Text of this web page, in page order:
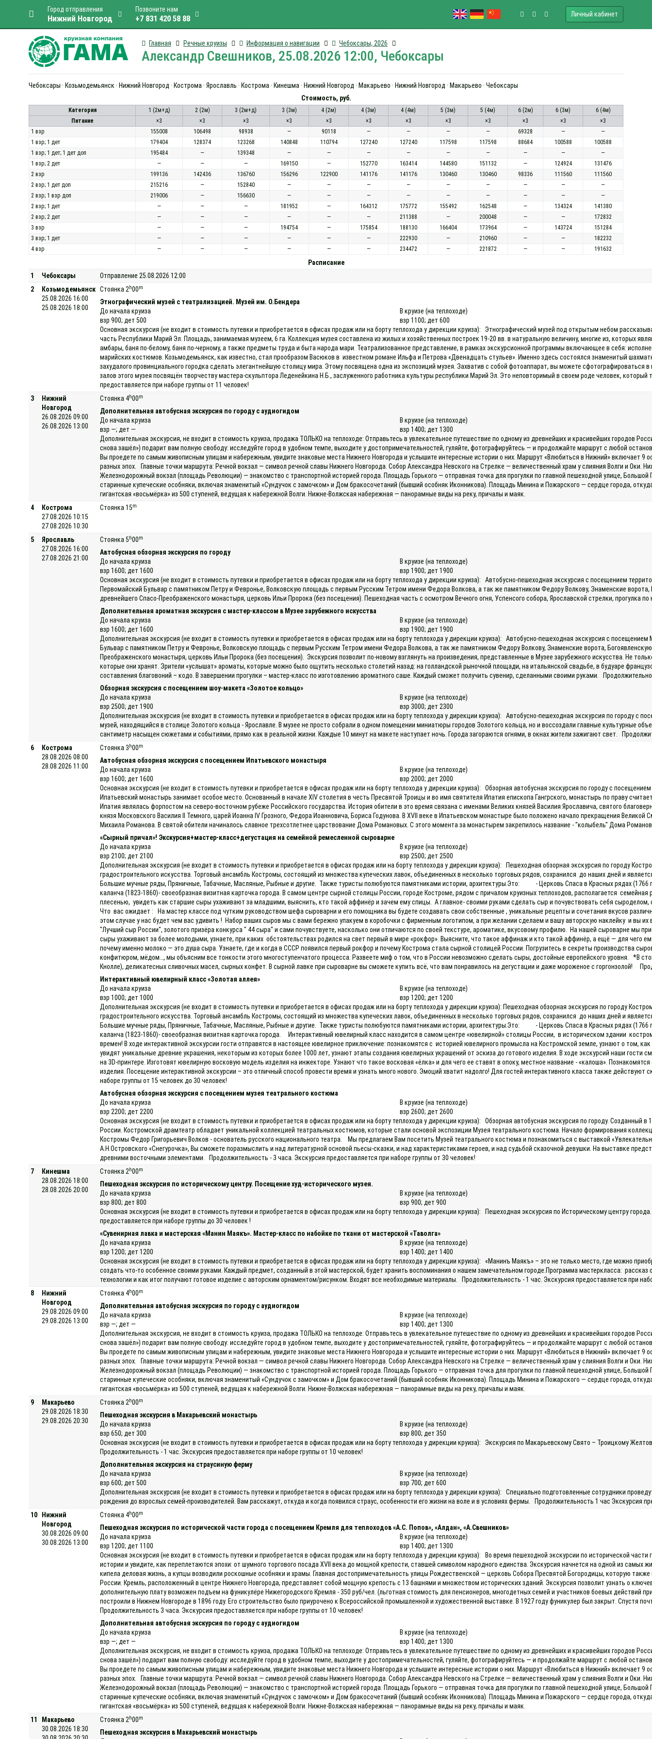
Город отправления
Нижний Новгород
Позвоните нам
+7 831 420 58 88 Личный кабинет
Главная Речные круизы Информация о навигации Чебоксары, 2026
Александр Свешников, 25.08.2026 12:00, Чебоксары
Чебоксары · Козьмодемьянск · Нижний Новгород · Кострома · Ярославль · Кострома · Кинешма · Нижний Новгород · Макарьево · Нижний Новгород · Макарьево · Чебоксары
Стоимость, руб.
Категория 1 (2м+д) 2 (2м) 3 (2м+д) 3 (3м) 4 (2м) 4 (3м) 4 (4м) 5 (3м) 5 (4м) 6 (2м) 6 (3м)
6 (4м)
Питание
×3 ×3 ×3 ×3 ×3 ×3 ×3 ×3 ×3 ×3 ×3
×3
1 взр
155008 106498 98938 — 90118 — — — — 69328 —
—
1 взр; 1 дет
179404 128374 123268 140848 110794 127240 127240 117598 117598 88684 100588
100588
1 взр; 1 дет; 1 дет доп
195484 — 139348 — — — — — — — —
—
1 взр; 2 дет
— — — 169150 — 152770 163414 144580 151132 — 124924
131476
2 взр
199136 142436 136760 156296 122900 141176 141176 130460 130460 98336 111560
111560
2 взр; 1 дет доп
215216 — 152840 — — — — — — — —
—
2 взр; 1 взр доп
219006 — 156630 — — — — — — — —
—
2 взр; 1 дет
— — — 181952 — 164312 175772 155492 162548 — 134324
141380
2 взр; 2 дет
— — — — — — 211388 — 200048 — —
172832
3 взр
— — — 194754 — 175854 188130 166404 173964 — 143724
151284
3 взр; 1 дет
— — — — — — 222930 — 210960 — —
182232
4 взр
— — — — — — 234472 — 221872 — — 191632
Расписание
1
Чебоксары
Отправление 25.08.2026 12:00
2
Козьмодемьянск
25.08.2026 16:00
25.08.2026 18:00
Стоянка 2h00m
Этнографический музей с театрализацией. Музей им. О.Бендера
До начала круиза
взр 900; дет 500
В круизе (на теплоходе)
взр 1100; дет 600
Основная экскурсия (не входит в стоимость путевки и приобретается в офисах продаж или на борту теплохода у дирекции круиза): Этнографический музей под открытым небом
часть Республики Марий Эл. Площадь, занимаемая музеем, 6 га. Коллекция музея составлена из жилых и хозяйственных построек 19-20 вв. в натуральную величину, многие из, которых
амбары, баня по-белому, баня по-черному, а также предметы труда и быта народа мари. Театрализованное представление, в рамках экскурсионной программы включающее в себя:
марийских костюмов. Козьмодемьянск, как известно, стал прообразом Васюков в известном романе Ильфа и Петрова «Двенадцать стульев». Именно здесь состоялся знаменитый
захудалого провинциального городка сделать элегантнейшую столицу мира. Этому посвящена одна из экспозиций музея. Захватив с собой фотоаппарат, вы можете
залов этого музея посвящён творчеству мастера-скульптора Леденейкина Н.Б., заслуженного работника культуры республики Марий Эл. Это неповторимый в своем роде человек,
предоставляется при наборе группы от 11 человек!
3
Нижний
Новгород
26.08.2026 09:00
26.08.2026 13:00
Стоянка 4h00m
Дополнительная автобусная экскурсия по городу с аудиогидом
До начала круиза
взр —; дет —
В круизе (на теплоходе)
взр 1400; дет 1300
Дополнительная экскурсия, не входит в стоимость круиза, продажа ТОЛЬКО на теплоходе: Отправьтесь в увлекательное путешествие по одному из древнейших и красивейших городов
снова зашёл») подарит вам полную свободу: исследуйте город в удобном темпе, выходите у достопримечательностей, гуляйте, фотографируйтесь — и продолжайте маршрут с любой
Вы проедете по самым живописным улицам и набережным, увидите знаковые места Нижнего Новгорода и услышите интересные истории о них. Маршрут «Влюбиться в Нижний» включает
разных эпох. Главные точки маршрута: Речной вокзал — символ речной славы Нижнего Новгорода. Собор Александра Невского на Стрелке — величественный храм у слияния Волги и Оки.
Железнодорожный вокзал (площадь Революции) — знакомство с транспортной историей города. Площадь Горького — отправная точка для прогулки по главной пешеходной улице,
старинные купеческие особняки, включая знаменитый «Сундучок с замочком» и Дом бракосочетаний (бывший особняк Иконникова). Площадь Минина и Пожарского — сердце города,
гигантская «восьмёрка» из 500 ступеней, ведущая к набережной Волги. Нижне‑Волжская набережная — панорамные виды на реку, причалы и маяк.
4
Кострома
27.08.2026 10:15
27.08.2026 10:30
Стоянка 15m
5
Ярославль
27.08.2026 16:00
27.08.2026 21:00
Стоянка 5h00m
Автобусная обзорная экскурсия по городу
До начала круиза
взр 1600; дет 1600
В круизе (на теплоходе)
взр 1900; дет 1900
Основная экскурсия (не входит в стоимость путевки и приобретается в офисах продаж или на борту теплохода у дирекции круиза): Автобусно-пешеходная экскурсия с посещением
Первомайский Бульвар с памятником Петру и Февронье, Волковскую площадь с первым Русским Тетром имени Федора Волкова, а так же памятником Федору Волкову, Знаменские
древнейшего Спасо-Преображенского монастыря, церковь Ильи Пророка (без посещения). Пешеходная часть с осмотром Вечного огня, Успенсого собора, Ярославской стрелки, прогулка
Дополнительная ароматная экскурсия с мастер-классом в Музее зарубежного искусства
До начала круиза
взр 1600; дет 1600
В круизе (на теплоходе)
взр 1900; дет 1900
Дополнительная экскурсия (не входит в стоимость путевки и приобретается в офисах продаж или на борту теплохода у дирекции круиза): Автобусно-пешеходная экскурсия с
Бульвар с памятником Петру и Февронье, Волковскую площадь с первым Русским Тетром имени Федора Волкова, а так же памятником Федору Волкову, Знаменские ворота,
Преображенского монастыря, церковь Ильи Пророка (без посещения). Экскурсия позволит по-новому взглянуть на произведения, представленные в Музее зарубежного искусства. Не
которые они хранят. Зрители «услышат» ароматы, которые можно было ощутить несколько столетий назад: на голландской рыночной площади, на итальянской свадьбе, в будуаре
составления благовоний – кодо. В завершении прогулки – мастер-класс по изготовлению ароматного саше. Каждый сможет получить сувенир, сделанными своими руками.
Обзорная экскурсия с посещением шоу-макета «Золотое кольцо»
До начала круиза
взр 2500; дет 1900
В круизе (на теплоходе)
взр 3000; дет 2300
Дополнительная экскурсия (не входит в стоимость путевки и приобретается в офисах продаж или на борту теплохода у дирекции круиза): Автобусно-пешеходная экскурсия по городу
музей, находящийся в столице Золотого кольца - Ярославле. В музее не просто собрали в одном помещении миниатюры городов Золотого кольца, но и воссоздали главные культурные
сантиметр насыщен сюжетами и событиями, прямо как в реальной жизни. Каждые 10 минут на макете наступает ночь. Города загораются огнями, в окнах жители зажигают свет.
6
Кострома
28.08.2026 08:00
28.08.2026 11:00
Стоянка 3h00m
Автобусная обзорная экскурсия с посещением Ипатьевского монастыря
До начала круиза
взр 1600; дет 1600
В круизе (на теплоходе)
взр 2000; дет 2000
Основная экскурсия (не входит в стоимость путевки и приобретается в офисах продаж или на борту теплохода у дирекции круиза): Обзорная автобусная экскурсия по городу с
Ипатьевский монастырь занимает особое место. Основанный в начале XIV столетия в честь Пресвятой Троицы и во имя святителя Ипатия епископа Гангрского, монастырь по праву
Ипатия являлась форпостом на северо-восточном рубеже Российского государства. История обители в это время связана с именами Великих князей Василия Ярославича, святого
князя Московского Василия II Темного, царей Иоанна IV Грозного, Федора Иоанновича, Бориса Годунова. В XVII веке в Ипатьевском монастыре было положено начало прекращения
Михаила Романова. В святой обители начиналось славное трехсотлетнее царствование Дома Романовых. С этого момента за монастырем закрепилось название - "колыбель" Дома
«Сырный причал»! Экскурсия+мастер-класс+дегустация на семейной ремесленной сыроварне
До начала круиза
взр 2100; дет 2100
В круизе (на теплоходе)
взр 2500; дет 2500
Дополнительная экскурсия (не входит в стоимость путевки и приобретается в офисах продаж или на борту теплохода у дирекции круиза): Пешеходная обзорная экскурсия по городу
градостроительного искусства. Торговый ансамбль Костромы, состоящий из множества купеческих лавок, объединенных в несколько торговых рядов, сохранился до наших дней и
Большие мучные ряды, Пряничные, Табачные, Масляные, Рыбные и другие. Также туристы полюбуются памятниками истории, архитектуры.Это: - Церковь Спаса в Красных рядах (1766
каланча (1823-1860)- своеобразная визитная карточка города. В самом центре сырной столицы России, городе Костроме, рядом с причалом круизных теплоходов, располагается
плесенью, увидеть как старшие сыры ухаживают за младшими, выяснить, кто такой аффинёр и зачем ему спицы. А главное- своими руками сделать сыр и почувствовать себя
Что вас ожидает : На мастер классе под чутким руководством шефа сыроварни и его помощника вы будете создавать свои собственные , уникальные рецепты и сочетания вкусов
этом случае у нас будет чем вас удивить ! Набор ваших сыров мы с вами бережно упакуем в коробочки с фирменным логотипом, а при желании сделаем и вашу авторскую наклейку и вы
"Лучший сыр России", золотого призёра конкурса " 44 сыра" и сами почувствуете, насколько они отличаются по своей текстуре, ароматике, вкусовому профилю. На нашей сыроварне мы
сыры ухаживают за более молодыми, узнаете, при каких обстоятельствах родился на свет первый в мире «рокфор». Выясните, что такое аффинаж и кто такой аффинёр, а ещё — для
почему именно молоко — это душа сыра. Узнаете, где и когда в СССР появился первый рокфор и почему Кострома стала сырной столицей России. Погрузитесь в секреты производства
конфитюром, мёдом…, мы объясним все тонкости этого многоступенчатого процесса. Развеете миф о том, что в России невозможно сделать сыры, достойные европейского уровня. *В
Кнолле), деликатесных сливочных масел, сырных конфет. В сырной лавке при сыроварне вы сможете купить всё, что вам понравилось на дегустации и даже мороженое с горгонзолой!
Интерактивный ювелирный класс «Золотая аллея»
До начала круиза
взр 1000; дет 1000
В круизе (на теплоходе)
взр 1200; дет 1200
Дополнительная экскурсия (не входит в стоимость путевки и приобретается в офисах продаж или на борту теплохода у дирекции круиза): Пешеходная обзорная экскурсия по городу
градостроительного искусства. Торговый ансамбль Костромы, состоящий из множества купеческих лавок, объединенных в несколько торговых рядов, сохранился до наших дней и
Большие мучные ряды, Пряничные, Табачные, Масляные, Рыбные и другие. Также туристы полюбуются памятниками истории, архитектуры.Это: - Церковь Спаса в Красных рядах (1766
каланча (1823-1860)- своеобразная визитная карточка города. Интерактивный ювелирный класс находится в самом центре «ювелирной» столицы России, в историческом здании
времен! В ходе интерактивной экскурсии гости отправятся в настоящее ювелирное приключение: познакомятся с историей ювелирного промысла на Костромской земле, узнают о том,
увидят уникальные древние украшения, некоторым из которых более 1000 лет, узнают этапы создания ювелирных украшений от эскиза до готового изделия. В ходе экскурсий наши
на 3D-принтере. Изготовят ювелирную восковую модель изделия на инжекторе. Узнают что такое восковая «ёлка» и для чего ее ставят в опоку, местное название - «калоша».
изделия. Посещение интерактивной экскурсии – это отличный способ провести время и узнать много нового. Эмоций хватит надолго! Для гостей интерактивного класса также
наборе группы от 15 человек до 30 человек!
Автобусная обзорная экскурсия с посещением музея театрального костюма
До начала круиза
взр 2200; дет 2200
В круизе (на теплоходе)
взр 2600; дет 2600
Основная экскурсия (не входит в стоимость путевки и приобретается в офисах продаж или на борту теплохода у дирекции круиза): Обзорная автобусная экскурсия по городу.
России. Костромской драмтеатр обладает уникальной коллекцией театральных костюмов, которые стали основой экспозиции Музея театрального костюма. Начало формирования
Костромы Федор Григорьевич Волков - основатель русского национального театра. Мы предлагаем Вам посетить Музей театрального костюма и познакомиться с выставкой
А.Н.Островского «Снегурочка», Вы сможете поразмыслить и над литературной основой пьесы-сказки, и над характеристиками героев, и над судьбой сказочной девушки. На выставке
древними восточными элементами. Продолжительность - 3 часа. Экскурсия предоставляется при наборе группы от 30 человек!
7
Кинешма
28.08.2026 18:00
28.08.2026 20:00
Стоянка 2h00m
Пешеходная экскурсия по историческому центру. Посещение худ-исторического музея.
До начала круиза
взр 800; дет 800
В круизе (на теплоходе)
взр 900; дет 900
Основная экскурсия (не входит в стоимость путевки и приобретается в офисах продаж или на борту теплохода у дирекции круиза): Пешеходная экскурсия по Историческому центру
предоставляется при наборе группы до 30 человек !
«Сувенирная лавка и мастерская «Манин Маякъ». Мастер-класс по набойке по ткани от мастерской «Таволга»
До начала круиза
взр 1200; дет 1200
В круизе (на теплоходе)
взр 1400; дет 1400
Основная экскурсия (не входит в стоимость путевки и приобретается в офисах продаж или на борту теплохода у дирекции круиза): «Манинъ Маякъ» – это не только место, где можно
создать что-то особенное своими руками. Каждый предмет, созданный в этой мастерской, будет хранить воспоминания о нашем замечательном городе.Программа мастеркласса:
технологии и как итог получают готовое изделие с авторским орнаментом/рисунком. Входят все необходимые материалы. Продолжительность - 1 час. Экскурсия предоставляется при
8
Нижний
Новгород
29.08.2026 09:00
29.08.2026 13:00
Стоянка 4h00m
Дополнительная автобусная экскурсия по городу с аудиогидом
До начала круиза
взр —; дет —
В круизе (на теплоходе)
взр 1400; дет 1300
Дополнительная экскурсия, не входит в стоимость круиза, продажа ТОЛЬКО на теплоходе: Отправьтесь в увлекательное путешествие по одному из древнейших и красивейших городов
снова зашёл») подарит вам полную свободу: исследуйте город в удобном темпе, выходите у достопримечательностей, гуляйте, фотографируйтесь — и продолжайте маршрут с любой
Вы проедете по самым живописным улицам и набережным, увидите знаковые места Нижнего Новгорода и услышите интересные истории о них. Маршрут «Влюбиться в Нижний» включает
разных эпох. Главные точки маршрута: Речной вокзал — символ речной славы Нижнего Новгорода. Собор Александра Невского на Стрелке — величественный храм у слияния Волги и Оки.
Железнодорожный вокзал (площадь Революции) — знакомство с транспортной историей города. Площадь Горького — отправная точка для прогулки по главной пешеходной улице,
старинные купеческие особняки, включая знаменитый «Сундучок с замочком» и Дом бракосочетаний (бывший особняк Иконникова). Площадь Минина и Пожарского — сердце города,
гигантская «восьмёрка» из 500 ступеней, ведущая к набережной Волги. Нижне‑Волжская набережная — панорамные виды на реку, причалы и маяк.
9
Макарьево
29.08.2026 18:30
29.08.2026 20:30
Стоянка 2h00m
Пешеходная экскурсия в Макарьевский монастырь
До начала круиза
взр 650; дет 300
В круизе (на теплоходе)
взр 800; дет 350
Основная экскурсия (не входит в стоимость путевки и приобретается в офисах продаж или на борту теплохода у дирекции круиза): Экскурсия по Макарьевскому Свято – Троицкому
Продолжительность - 1 час. Экскурсия предоставляется при наборе группы от 10 человек!
Дополнительная экскурсия на страусиную ферму
До начала круиза
взр 600; дет 500
В круизе (на теплоходе)
взр 700; дет 600
Дополнительная экскурсия (не входит в стоимость путевки и приобретается в офисах продаж или на борту теплохода у дирекции круиза): Специально подготовленные сотрудники
рождения до взрослых семей-производителей. Вам расскажут, откуда и когда появился страус, особенности его жизни на воле и в условиях фермы. Продолжительность 1 час Экскурсия
10
Нижний
Новгород
30.08.2026 09:00
30.08.2026 13:00
Стоянка 4h00m
Пешеходная экскурсия по исторической части города с посещением Кремля для теплоходов «А.С. Попов», «Алдан», «А.Свешников»
До начала круиза
взр 1200; дет 1100
В круизе (на теплоходе)
взр 1400; дет 1300
Основная экскурсия (не входит в стоимость путевки и приобретается в офисах продаж или на борту теплохода у дирекции круиза): Во время пешеходной экскурсии по исторической
истории и увидите, как переплетаются эпохи: от шумного торгового посада XVII века до мощной крепости, ставшей символом народного единства. Экскурсия начнется на одной из
кипела деловая жизнь, а купцы возводили роскошные особняки и храмы. Главная достопримечательность улицы Рождественской — церковь Собора Пресвятой Богородицы, которую
России. Кремль, расположенный в центре Нижнего Новгорода, представляет собой мощную крепость с 13 башнями и множеством исторических зданий. Экскурсия позволит узнать о
дополнительную плату возможен подъем на фуникулёре Нижегородского Кремля - 350 руб/чел. (льготная стоимость для пенсионеров, многодетных семей и участников боевых
построили в Нижнем Новгороде в 1896 году. Его строительство было приурочено к Всероссийской промышленной и художественной выставке. В 1927 году фуникулер был закрыт. Спустя
Продолжительность 3 часа. Экскурсия предоставляется при наборе группы от 10 человек!
Дополнительная автобусная экскурсия по городу с аудиогидом
До начала круиза
взр —; дет —
В круизе (на теплоходе)
взр 1400; дет 1300
Дополнительная экскурсия, не входит в стоимость круиза, продажа ТОЛЬКО на теплоходе: Отправьтесь в увлекательное путешествие по одному из древнейших и красивейших городов
снова зашёл») подарит вам полную свободу: исследуйте город в удобном темпе, выходите у достопримечательностей, гуляйте, фотографируйтесь — и продолжайте маршрут с любой
Вы проедете по самым живописным улицам и набережным, увидите знаковые места Нижнего Новгорода и услышите интересные истории о них. Маршрут «Влюбиться в Нижний» включает
разных эпох. Главные точки маршрута: Речной вокзал — символ речной славы Нижнего Новгорода. Собор Александра Невского на Стрелке — величественный храм у слияния Волги и Оки.
Железнодорожный вокзал (площадь Революции) — знакомство с транспортной историей города. Площадь Горького — отправная точка для прогулки по главной пешеходной улице,
старинные купеческие особняки, включая знаменитый «Сундучок с замочком» и Дом бракосочетаний (бывший особняк Иконникова). Площадь Минина и Пожарского — сердце города,
гигантская «восьмёрка» из 500 ступеней, ведущая к набережной Волги. Нижне‑Волжская набережная — панорамные виды на реку, причалы и маяк.
11
Макарьево
30.08.2026 18:30
Стоянка 2h00m
Пешеходная экскурсия в Макарьевский монастырь